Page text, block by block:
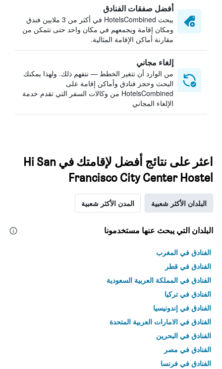
أفضل صفقات الفنادق
يبحث HotelsCombined في أكثر من 3 ملايين فندق
ومكان إقامة ويجمعهم في مكان واحد حتى تتمكن من
مقارنة أماكن الإقامة المثالية.
إلغاء مجاني
من الوارد أن تتغير الخطط — نتفهم ذلك. ولهذا يمكنك
البحث وحجز فنادق وأماكن إقامة على
HotelsCombined من وكالات السفر التي تقدم خدمة
الإلغاء المجاني
اعثر على نتائج أفضل لإقامتك في Hi San
Francisco City Center Hostel
البلدان الأكثر شعبية المدن الأكثر شعبية
البلدان التي يبحث عنها مستخدمونا
الفنادق في المغرب
الفنادق في قطر
الفنادق في المملكة العربية السعودية
الفنادق في تركيا
الفنادق في إندونيسيا
الفنادق في الامارات العربية المتحدة
الفنادق في البحرين
الفنادق في مصر
الفنادق في فرنسا